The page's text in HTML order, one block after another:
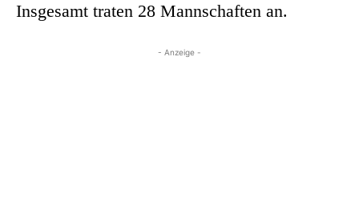
Insgesamt traten 28 Mannschaften an.
- Anzeige -